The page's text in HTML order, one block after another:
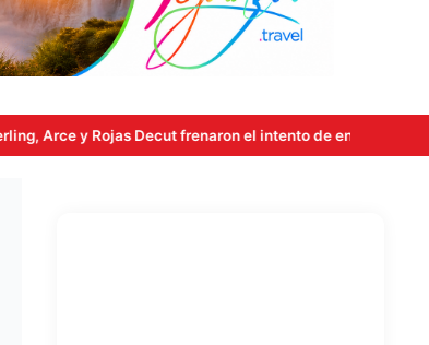
frenaron el intento de enviar a comisión la ley de